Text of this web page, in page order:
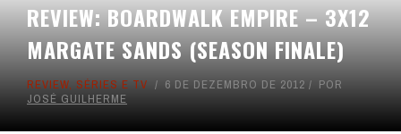
REVIEW: BOARDWALK EMPIRE – 3X12
MARGATE SANDS (SEASON FINALE)
REVIEW, SÉRIES E TV 6 DE DEZEMBRO DE 2012
POR
JOSÉ GUILHERME